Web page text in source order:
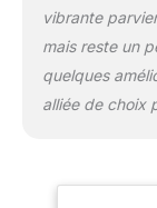
vibrante
mais reste un
quelques
alliée de choix